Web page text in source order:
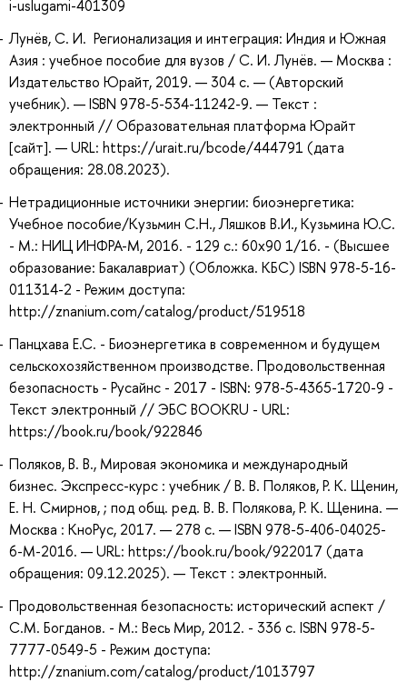
i-uslugami-401309
Лунёв, С. И. Регионализация и интеграция: Индия и Южная
Азия : учебное пособие для вузов / С. И. Лунёв. — Москва :
Издательство Юрайт, 2019. — 304 с. — (Авторский
учебник). — ISBN 978-5-534-11242-9. — Текст :
электронный // Образовательная платформа Юрайт
[сайт]. — URL: https://urait.ru/bcode/444791 (дата
обращения: 28.08.2023).
Нетрадиционные источники энергии: биоэнергетика:
Учебное пособие/Кузьмин С.Н., Ляшков В.И., Кузьмина Ю.С.
- М.: НИЦ ИНФРА-М, 2016. - 129 с.: 60x90 1/16. - (Высшее
образование: Бакалавриат) (Обложка. КБС) ISBN 978-5-16-
011314-2 - Режим доступа:
http://znanium.com/catalog/product/519518
Панцхава Е.С. - Биоэнергетика в современном и будущем
сельскохозяйственном производстве. Продовольственная
безопасность - Русайнс - 2017 - ISBN: 978-5-4365-1720-9 -
Текст электронный // ЭБС BOOKRU - URL:
https://book.ru/book/922846
Поляков, В. В., Мировая экономика и международный
бизнес. Экспресс-курс : учебник / В. В. Поляков, Р. К. Щенин,
Е. Н. Смирнов, ; под общ. ред. В. В. Полякова, Р. К. Щенина. —
Москва : КноРус, 2017. — 278 с. — ISBN 978-5-406-04025-
6-M-2016. — URL: https://book.ru/book/922017 (дата
обращения: 09.12.2025). — Текст : электронный.
Продовольственная безопасность: исторический аспект /
С.М. Богданов. - М.: Весь Мир, 2012. - 336 с. ISBN 978-5-
7777-0549-5 - Режим доступа:
http://znanium.com/catalog/product/1013797